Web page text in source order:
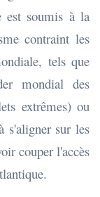
est soumis à la
contraint les
tels que
mondial des
extrêmes) ou
s'aligner sur les
couper l'accès